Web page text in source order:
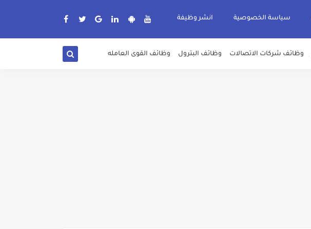
سياسة الخصوصية انشر وظيفة
وظائف شركات الاتصالات وظائف البترول وظائف القوى العامله